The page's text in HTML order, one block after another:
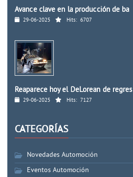
Avance clave en la producción de ba
29-06-2025 Hits: 6707
Reaparece hoy el DeLorean de regres
29-06-2025 Hits: 7127
CATEGORÍAS
Novedades Automoción
Eventos Automoción